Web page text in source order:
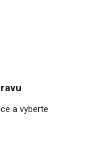
a vyberte